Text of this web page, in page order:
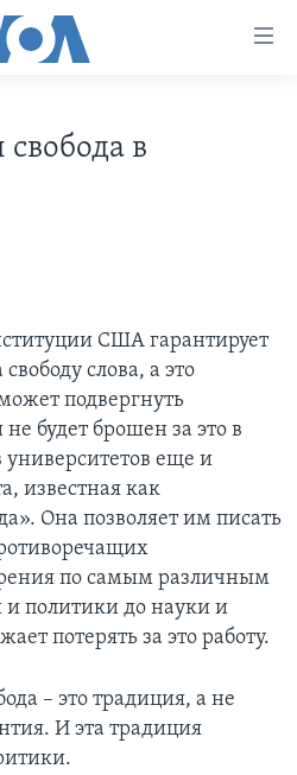
в
США гарантирует
слова, а это
подвергнуть
будет брошен за это в
еще и
известная как
Она позволяет им писать
по самым различным
и политики до науки и
потерять за это работу.
– это традиция, а не
И эта традиция